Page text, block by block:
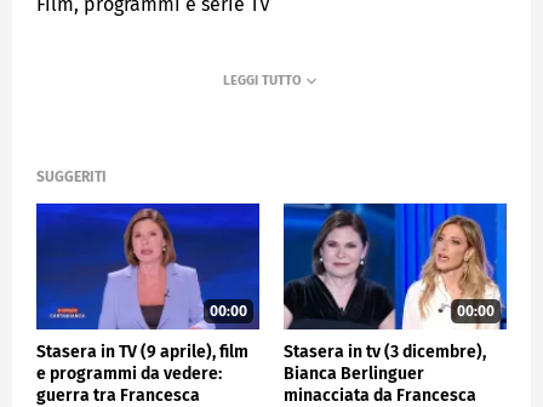
SUGGERITI
00:00
Stasera in TV (9 aprile), film
e programmi da vedere:
guerra tra Francesca
00:00
Stasera in tv (3 dicembre),
Bianca Berlinguer
minacciata da Francesca